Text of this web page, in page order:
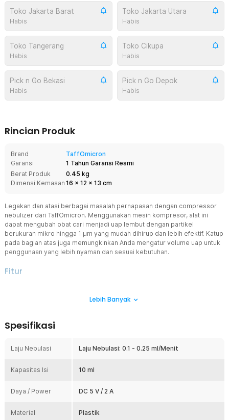
Toko Jakarta Barat
Habis
Toko Jakarta Utara
Habis
Toko Tangerang
Habis
Toko Cikupa
Habis
Pick n Go Bekasi
Habis
Pick n Go Depok
Habis
Rincian Produk
Brand
TaffOmicron
Garansi
1 Tahun Garansi Resmi
Berat Produk
0.45 kg
Dimensi Kemasan 16 x 12 x 13 cm
Legakan dan atasi berbagai masalah pernapasan dengan compressor
nebulizer dari TaffOmicron. Menggunakan mesin kompresor, alat ini
dapat mengubah obat cari menjadi uap lembut dengan partikel
berukuran mikro hingga 1 μm yang mudah dihirup dan lebih efektif. Katup
pada bagian atas juga memungkinkan Anda mengatur volume uap untuk
penggunaan yang lebih nyaman dan sesuai kebutuhan.
Fitur
Nebulizer ini menghasilkan partikel uap berukuran 1–5 µm yang
terapi asma, bronkitis, hingga flu. Memberikan efek lega lebih cepat
Performa Kuat dengan Tekanan Tinggi
memberikan performa stabil dan kuat. Uap yang dihasilkan lebih
penggunaan rutin maupun kondisi pernapasan yang membutuhkan
penanganan serius. Memberikan hasil lebih optimal dibanding
Lebih Banyak
Spesifikasi
Laju Nebulasi Laju Nebulasi: 0.1 - 0.25 ml/Menit
Kapasitas Isi 10 ml
Daya / Power DC 5 V / 2 A
Material Plastik